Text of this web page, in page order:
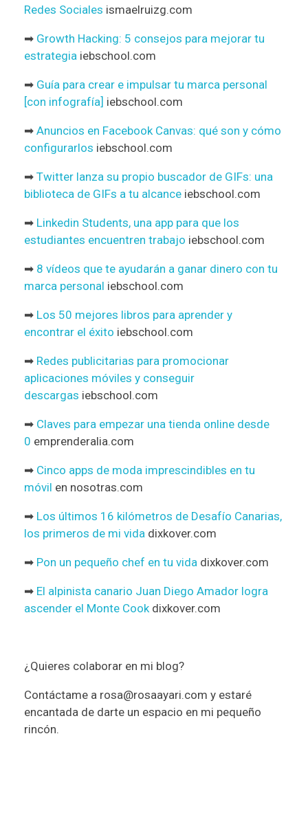
Redes Sociales ismaelruizg.com
➡ Growth Hacking: 5 consejos para mejorar tu
estrategia iebschool.com
➡ Guía para crear e impulsar tu marca personal
[con infografía] iebschool.com
➡ Anuncios en Facebook Canvas: qué son y cómo
configurarlos iebschool.com
➡ Twitter lanza su propio buscador de GIFs: una
biblioteca de GIFs a tu alcance iebschool.com
➡ Linkedin Students, una app para que los
estudiantes encuentren trabajo iebschool.com
➡ 8 vídeos que te ayudarán a ganar dinero con tu
marca personal iebschool.com
➡ Los 50 mejores libros para aprender y
encontrar el éxito iebschool.com
➡ Redes publicitarias para promocionar
aplicaciones móviles y conseguir
descargas iebschool.com
➡ Claves para empezar una tienda online desde
0 emprenderalia.com
➡ Cinco apps de moda imprescindibles en tu
móvil en nosotras.com
➡ Los últimos 16 kilómetros de Desafío Canarias,
los primeros de mi vida dixkover.com
➡ Pon un pequeño chef en tu vida dixkover.com
➡ El alpinista canario Juan Diego Amador logra
ascender el Monte Cook dixkover.com
¿Quieres colaborar en mi blog?
Contáctame a rosa@rosaayari.com y estaré
encantada de darte un espacio en mi pequeño
rincón.